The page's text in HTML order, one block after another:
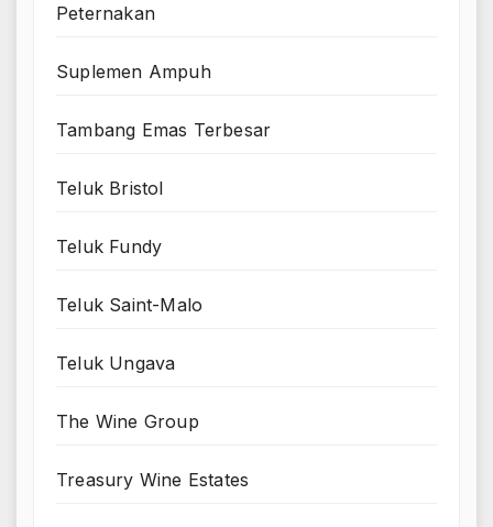
Peternakan
Suplemen Ampuh
Tambang Emas Terbesar
Teluk Bristol
Teluk Fundy
Teluk Saint-Malo
Teluk Ungava
The Wine Group
Treasury Wine Estates